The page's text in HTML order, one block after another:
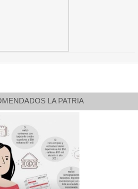
LA PATRIA